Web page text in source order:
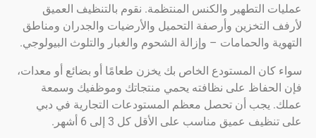
التطهير والكنس المنتظمة. نقوم بالتنظيف العميق
التخزين وأرصفة التحميل والأرضيات والجدران ومناطق
والحمامات – وإزالة الشحوم والغبار والتلوث البيولوجي.
المستودع الخاص بك يخزن طعامًا أو بضائع أو معدات،
على نظافته يحمي منتجاتك وموظفيك وسمعة
يجب أن تحصل معظم المستودعات التجارية في دبي
عميق مناسب على الأقل كل 3 إلى 6 أشهر.